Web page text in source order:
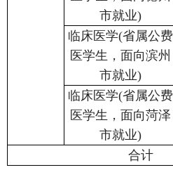
市就业)
临床医学(省属公费
医学生，面向滨州
市就业)
临床医学(省属公费
医学生，面向菏泽
市就业)
合计